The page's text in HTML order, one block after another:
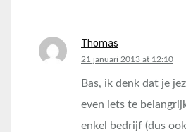
Thomas
says:
21 januari 2013 at 12:10
Bas, ik denk dat je
even iets te
enkel bedrijf (dus